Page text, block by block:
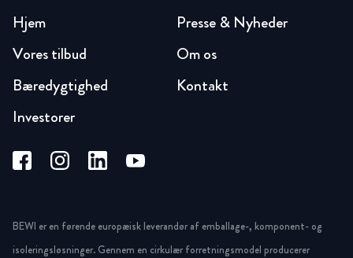
Hjem
Vores tilbud
Bæredygtighed
Investorer
Presse & Nyheder
Om os
Kontakt
BEWI er en førende europæisk leverandør af emballage-, komponent- og
isoleringsløsninger. Gennem en cirkulær forretningsmodel producerer